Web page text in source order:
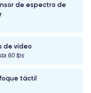
de espectro de
de vídeo
60 fps
táctil